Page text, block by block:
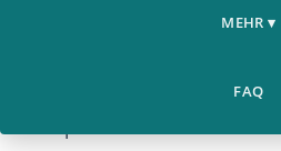
MEHR ▾
FAQ
Fruit
100 Pcs Dwarf Banana